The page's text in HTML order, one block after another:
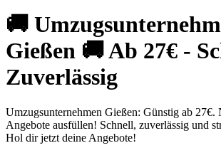
🚚
Gießen 🚚 Ab 27€ -
Zuverlässig‎
Umzugsunternehmen Gießen: Günstig ab 27€.
Angebote ausfüllen! Schnell, zuverlässig und
Hol dir jetzt deine Angebote!